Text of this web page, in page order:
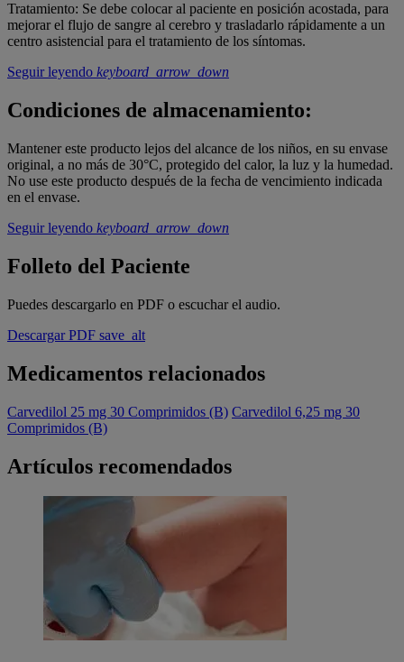
Tratamiento: Se debe colocar al paciente en posición acostada, para
mejorar el flujo de sangre al cerebro y trasladarlo rápidamente a un
centro asistencial para el tratamiento de los síntomas.
Seguir leyendo keyboard_arrow_down
Condiciones de almacenamiento:
Mantener este producto lejos del alcance de los niños, en su envase
original, a no más de 30°C, protegido del calor, la luz y la humedad.
No use este producto después de la fecha de vencimiento indicada
en el envase.
Seguir leyendo keyboard_arrow_down
Folleto del Paciente
Puedes descargarlo en PDF o escuchar el audio.
Descargar PDF save_alt
Medicamentos relacionados
Carvedilol 25 mg 30 Comprimidos (B) Carvedilol 6,25 mg 30
Comprimidos (B)
Artículos recomendados